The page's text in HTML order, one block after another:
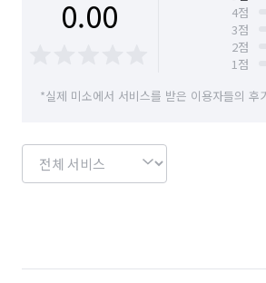
0.00
4점
3점
2점
1점
*실제 미소에서 서비스를 받은 이용자들의 후